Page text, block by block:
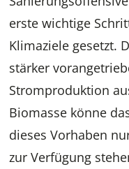
erste wichtige
Klimaziele gesetzt.
stärker
Stromproduktion
Biomasse könne
dieses Vorhaben
zur Verfügung